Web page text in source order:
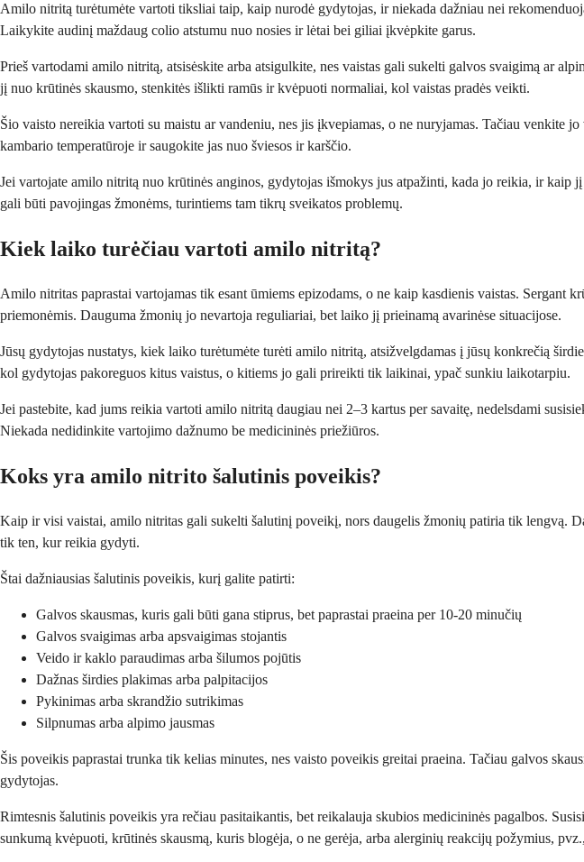
Amilo nitritą turėtumėte vartoti tiksliai taip, kaip nurodė gydytojas, ir niekada dažniau nei
Laikykite audinį maždaug colio atstumu nuo nosies ir lėtai bei giliai įkvėpkite garus.
Prieš vartodami amilo nitritą, atsisėskite arba atsigulkite, nes vaistas gali sukelti galvos svaigimą ar
jį nuo krūtinės skausmo, stenkitės išlikti ramūs ir kvėpuoti normaliai, kol vaistas pradės veikti.
Šio vaisto nereikia vartoti su maistu ar vandeniu, nes jis įkvepiamas, o ne nuryjamas. Tačiau venkite
kambario temperatūroje ir saugokite jas nuo šviesos ir karščio.
Jei vartojate amilo nitritą nuo krūtinės anginos, gydytojas išmokys jus atpažinti, kada jo reikia, ir kaip
gali būti pavojingas žmonėms, turintiems tam tikrų sveikatos problemų.
Kiek laiko turėčiau vartoti amilo nitritą?
Amilo nitritas paprastai vartojamas tik esant ūmiems epizodams, o ne kaip kasdienis vaistas.
priemonėmis. Dauguma žmonių jo nevartoja reguliariai, bet laiko jį prieinamą avarinėse situacijose.
Jūsų gydytojas nustatys, kiek laiko turėtumėte turėti amilo nitritą, atsižvelgdamas į jūsų konkrečią
kol gydytojas pakoreguos kitus vaistus, o kitiems jo gali prireikti tik laikinai, ypač sunkiu laikotarpiu.
Jei pastebite, kad jums reikia vartoti amilo nitritą daugiau nei 2–3 kartus per savaitę, nedelsdami
Niekada nedidinkite vartojimo dažnumo be medicininės priežiūros.
Koks yra amilo nitrito šalutinis poveikis?
Kaip ir visi vaistai, amilo nitritas gali sukelti šalutinį poveikį, nors daugelis žmonių patiria tik lengvą.
tik ten, kur reikia gydyti.
Štai dažniausias šalutinis poveikis, kurį galite patirti:
Galvos skausmas, kuris gali būti gana stiprus, bet paprastai praeina per 10-20 minučių
Galvos svaigimas arba apsvaigimas stojantis
Veido ir kaklo paraudimas arba šilumos pojūtis
Dažnas širdies plakimas arba palpitacijos
Pykinimas arba skrandžio sutrikimas
Silpnumas arba alpimo jausmas
Šis poveikis paprastai trunka tik kelias minutes, nes vaisto poveikis greitai praeina. Tačiau galvos
gydytojas.
Rimtesnis šalutinis poveikis yra rečiau pasitaikantis, bet reikalauja skubios medicininės pagalbos.
sunkumą kvėpuoti, krūtinės skausmą, kuris blogėja, o ne gerėja, arba alerginių reakcijų požymius,